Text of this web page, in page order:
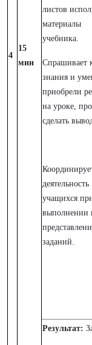
4
15
мин
листов
материалы
учебника.
Спрашивает
знания и
приобрели
на уроке,
сделать
деятельность
учащихся
выполнении
заданий.
Результат: